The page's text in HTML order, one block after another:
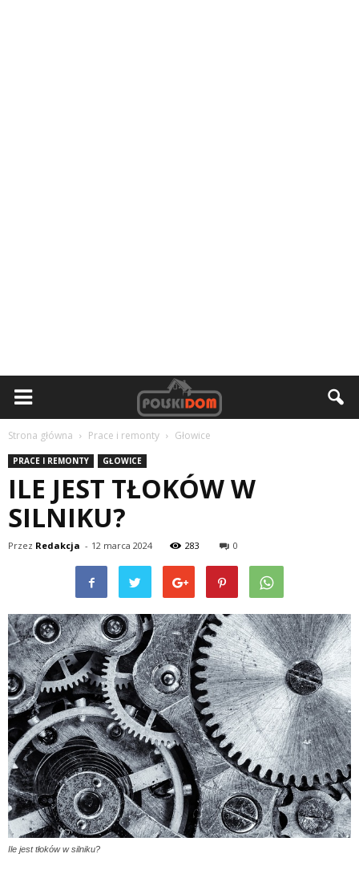
Strona główna Prace i remonty Głowice
PRACE I REMONTY GŁOWICE
ILE JEST TŁOKÓW W
SILNIKU?
Przez Redakcja - 12 marca 2024 283 0
Ile jest tłoków w silniku?